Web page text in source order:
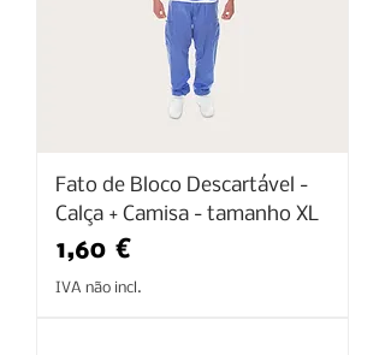
Fato de Bloco Descartável -
Calça + Camisa - tamanho XL
Preço
1,60 €
IVA não incl.